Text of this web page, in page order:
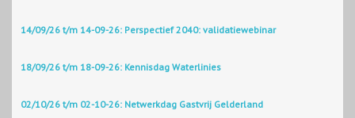
14/09/26 t/m 14-09-26: Perspectief 2040: validatiewebinar
18/09/26 t/m 18-09-26: Kennisdag Waterlinies
02/10/26 t/m 02-10-26: Netwerkdag Gastvrij Gelderland